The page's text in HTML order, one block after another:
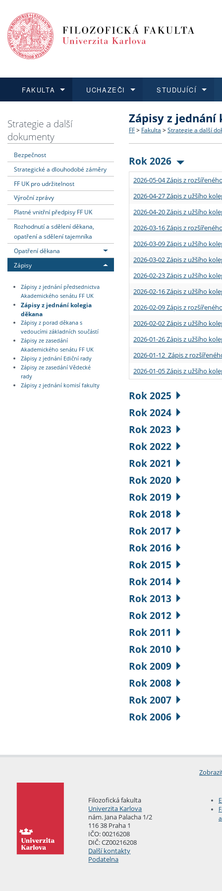
FAKULTA
Dozvědět se více
Struktura a historie
Strategie a další
Podpora a benefity pro
Absolventi fakulty
UCHAZEČI
Podat přihlášku
Co studovat a jak se
Učitelské studijní
Informace k průběhu
STUDUJÍCÍ
Dozvědět se více
Bakalářské a magisterské
Doktorské studium
Rigorózní řízení
Dozvědět se více
O vědě a výzkumu na FF
Akademické kvalifikace
Granty a projekty
Dozvědět se více
Aktuální nabídky a
Vyjíždějící studenti
Přijíždějící studenti
Vyjíždějící zaměstnanci
Strategie a další
dokumenty
Bezpečnost
Strategické a dlouhodobé záměry
FF UK pro udržitelnost
Výroční zprávy
Platné vnitřní předpisy FF UK
Rozhodnutí a sdělení děkana,
opatření a sdělení tajemníka
Opatření děkana
Zápisy
Zápisy z jednání předsednictva
Akademického senátu FF UK
Zápisy z jednání kolegia
děkana
Zápisy z porad děkana s
vedoucími základních součástí
Zápisy ze zasedání
Akademického senátu FF UK
Zápisy z jednání Ediční rady
Zápisy ze zasedání Vědecké
rady
Zápisy z jednání komisí fakulty
Zápisy z jednání
FF > Fakulta > Strategie a další
Rok 2026
2026-05-04 Zápis z
2026-04-27 Zápis z užšího
2026-04-20 Zápis z užšího
2026-03-16 Zápis z
2026-03-09 Zápis z užšího
2026-03-02 Zápis z užšího
2026-02-23 Zápis z užšího
2026-02-16 Zápis z užšího
2026-02-09 Zápis z
2026-02-02 Zápis z užšího
2026-01-26 Zápis z užšího
2026-01-12 Zápis z
2026-01-05 Zápis z užšího
Rok 2025
Rok 2024
Rok 2023
Rok 2022
Rok 2021
Rok 2020
Rok 2019
Rok 2018
Rok 2017
Rok 2016
Rok 2015
Rok 2014
Rok 2013
Rok 2012
Rok 2011
Rok 2010
Rok 2009
Rok 2008
Rok 2007
Rok 2006
Filozofická fakulta
Univerzita Karlova
nám. Jana Palacha 1/2
116 38 Praha 1
IČO: 00216208
DIČ: CZ00216208
Další kontakty
Podatelna